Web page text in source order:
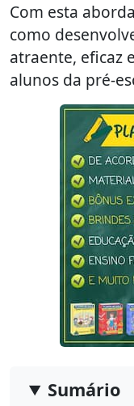
Com esta
como
atraente, eficaz
alunos da pré-
Sumário